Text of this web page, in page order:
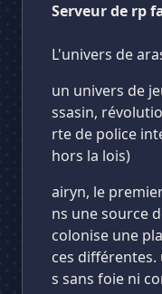
Serveur de rp
L'univers de
un univers de
ssasin,
rte de police
hors la lois)
airyn, le
ns une source
colonise une
ces
s sans foie ni